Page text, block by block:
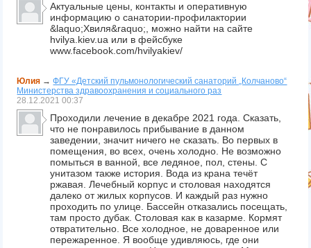
Актуальные цены, контакты и оперативную
информацию о санатории-профилактории
&laquo;Хвиля&raquo;, можно найти на сайте
hvilya.kiev.ua или в фейсбуке
www.facebook.com/hvilyakiev/
Юлия →ФГУ «Детский пульмонологический санаторий „Колчаново“
Министерства здравоохранения и социального раз
28.12.2021 00:37
Проходили лечение в декабре 2021 года. Сказать,
что не понравилось прибывание в данном
заведении, значит ничего не сказать. Во первых в
помещения, во всех, очень холодно. Не возможно
помыться в ванной, все ледяное, пол, стены. С
унитазом также история. Вода из крана течёт
ржавая. Лечебный корпус и столовая находятся
далеко от жилых корпусов. И каждый раз нужно
проходить по улице. Бассейн отказались посещать,
там просто дубак. Столовая как в казарме. Кормят
отвратительно. Все холодное, не доваренное или
пережаренное. Я вообще удивляюсь, где они